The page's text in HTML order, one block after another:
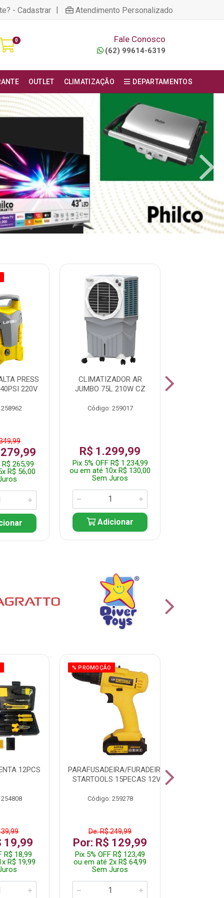
- Cadastrar | Atendimento Personalizado
0 Fale Conosco
(62) 99614-6319
OUTLET CLIMATIZAÇÃO DEPARTAMENTOS
PRESS
220V
R$ 265,99
R$ 56,00
CLIMATIZADOR AR
JUMBO 75L 210W CZ
Código: 259017
R$ 1.299,99
Pix 5% OFF R$ 1.234,99
ou em até 10x R$ 130,00
Sem Juros
Adicionar
12PCS
39,99
19,99
R$ 18,99
R$ 19,99
% PROMOÇÃO
PARAFUSADEIRA/FURADEIRA
STARTOOLS 15PECAS 12V
Código: 259278
De: R$ 249,99
Por: R$ 129,99
Pix 5% OFF R$ 123,49
ou em até 2x R$ 64,99
Sem Juros